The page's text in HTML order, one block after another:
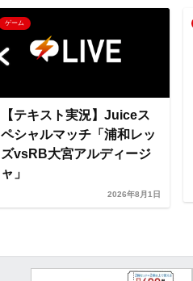
o
o
e a o
ゲーム
【テキスト実況】Juiceス
ペシャルマッチ「浦和レッ
ズvsRB大宮アルディージ
ャ」
2026年8月1日